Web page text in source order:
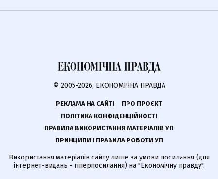
© 2005-2026, ЕКОНОМІЧНА ПРАВДА
РЕКЛАМА НА САЙТІ
ПРО ПРОЄКТ
ПОЛІТИКА КОНФІДЕНЦІЙНОСТІ
ПРАВИЛА ВИКОРИСТАННЯ МАТЕРІАЛІВ УП
ПРИНЦИПИ І ПРАВИЛА РОБОТИ УП
Використання матеріалів сайту лише за умови посилання (для
інтернет-видань - гіперпосилання) на "Економічну правду".